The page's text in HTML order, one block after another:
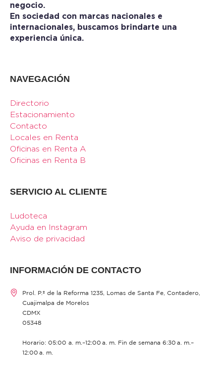
negocio.
En sociedad con marcas nacionales e
internacionales, buscamos brindarte una
experiencia única.
NAVEGACIÓN
Directorio
Estacionamiento
Contacto
Locales en Renta
Oficinas en Renta A
Oficinas en Renta B
SERVICIO AL CLIENTE
Ludoteca
Ayuda en Instagram
Aviso de privacidad
INFORMACIÓN DE CONTACTO
Prol. P.º de la Reforma 1235, Lomas de Santa Fe, Contadero,
Cuajimalpa de Morelos
CDMX
05348
Horario: 05:00 a. m.–12:00 a. m. Fin de semana 6:30 a. m.–
12:00 a. m.